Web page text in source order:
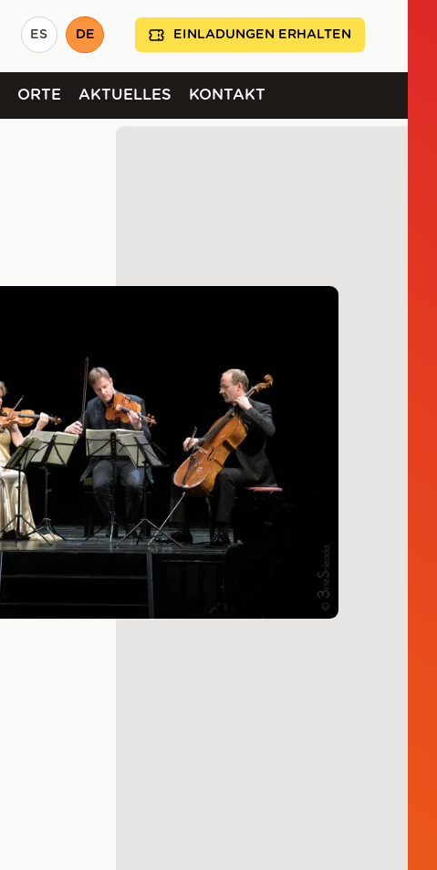
ES DE EINLADUNGEN ERHALTEN
ORTE AKTUELLES KONTAKT